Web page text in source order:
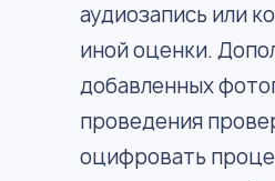
аудиозапись или
иной оценки.
добавленных
проведения
оцифровать